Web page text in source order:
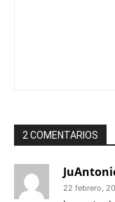
2 COMENTARIOS
22 febrero,